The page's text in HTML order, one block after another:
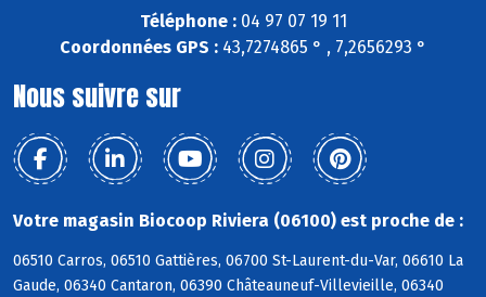
Téléphone :04 97 07 19 11
Coordonnées GPS : 43,7274865 ° , 7,2656293 °
Nous suivre sur
Votre magasin Biocoop Riviera (06100) est proche de :
06510 Carros, 06510 Gattières, 06700 St-Laurent-du-Var, 06610 La
Gaude, 06340 Cantaron, 06390 Châteauneuf-Villevieille, 06340